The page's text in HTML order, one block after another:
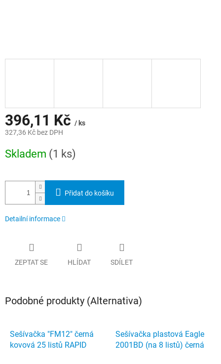
396,11 Kč / ks
327,36 Kč bez DPH
cena:
Skladem (1 ks)
Přidat do košíku
Detailní informace
ZEPTAT SE HLÍDAT SDÍLET
Podobné produkty (Alternativa)
Sešívačka "FM12" černá
kovová 25 listů RAPID
Sešívačka plastová Eagle
2001BD (na 8 listů) černá